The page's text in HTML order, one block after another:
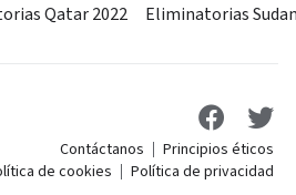
Qatar 2022 Eliminatorias
Contáctanos
Principios éticos
de cookies Política de privacidad